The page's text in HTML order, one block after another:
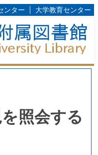
ンター 大学教育センター
照会する